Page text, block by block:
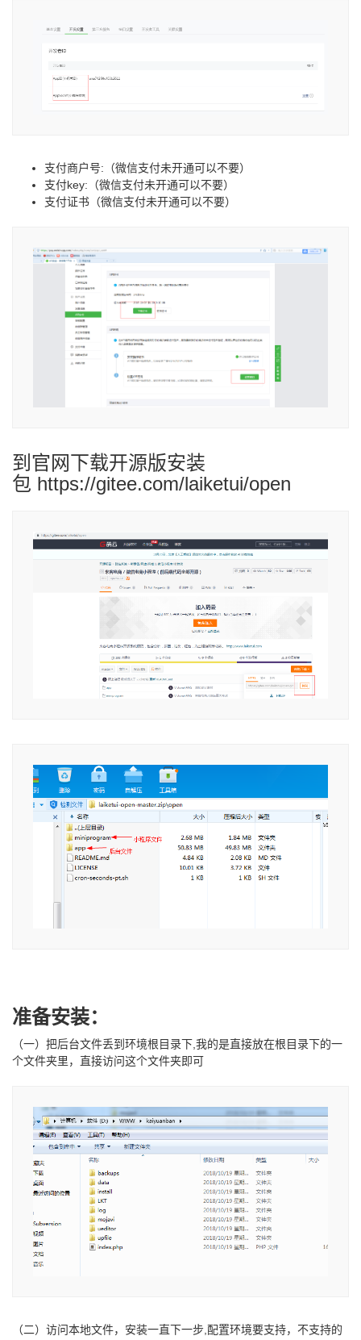
支付商户号:（微信支付未开通可以不要）
支付key:（微信支付未开通可以不要）
支付证书（微信支付未开通可以不要）
到官网下载开源版安装
包 https://gitee.com/laiketui/open
准备安装：
（一）把后台文件丢到环境根目录下,我的是直接放在根目录下的一
个文件夹里，直接访问这个文件夹即可
（二）访问本地文件，安装一直下一步,配置环境要支持，不支持的